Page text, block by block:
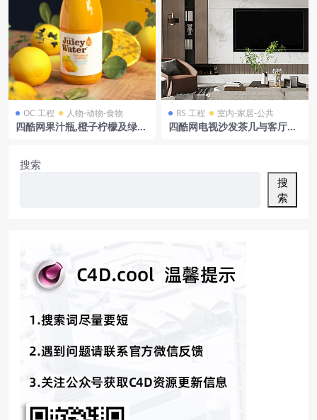
OC 工程 人物-动物-食物
四酷网果汁瓶,橙子柠檬及绿叶
RS 工程 室内-家居-公共
四酷网电视沙发茶几与客厅大
搜索
搜
索